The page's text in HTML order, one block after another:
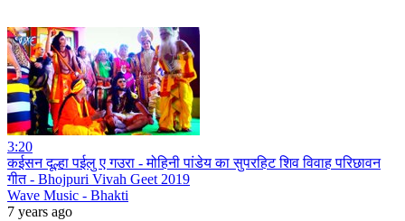
3:20
कईसन दूल्हा पईलु ए गउरा - मोहिनी पांडेय का सुपरहिट शिव विवाह परिछावन
गीत - Bhojpuri Vivah Geet 2019
Wave Music - Bhakti
7 years ago